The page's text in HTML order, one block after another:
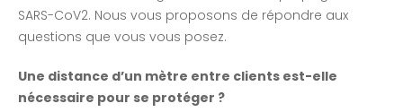
SARS-CoV2. Nous vous proposons de répondre aux
questions que vous vous posez.
Une distance d’un mètre entre clients est-elle
nécessaire pour se protéger ?